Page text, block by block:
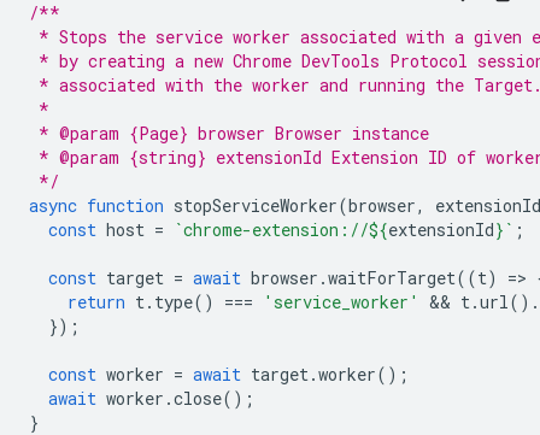
/**
* Stops the service worker associated with a given
* by creating a new Chrome DevTools Protocol
* associated with the worker and running the
*
* @param {Page} browser Browser instance
* @param {string} extensionId Extension ID of
*/
async function stopServiceWorker(browser,
extensionId
const host = `chrome-extension://${extensionId} ` ;
const target = await browser .waitForTarget((t) =>
return t. type() === 'service_worker' && t.url().
});
const worker = await target.worker();
await worker .close();
}